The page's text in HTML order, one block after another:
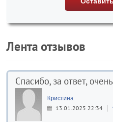
Лента отзывов
Спасибо, за ответ,
Кристина
13.01.2025 22:34